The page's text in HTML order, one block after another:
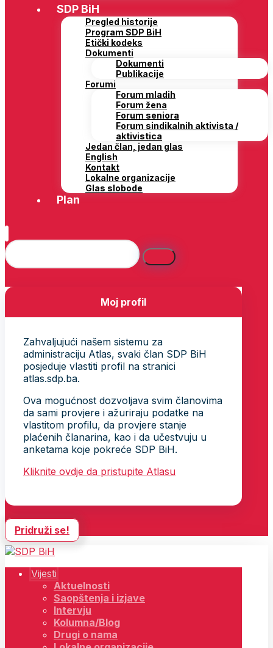
SDP BiH
Pregled historije
Program SDP BiH
Etički kodeks
Dokumenti
Dokumenti
Publikacije
Forumi
Forum mladih
Forum žena
Forum seniora
Forum sindikalnih aktivista /
aktivistica
Jedan član, jedan glas
English
Kontakt
Lokalne organizacije
Glas slobode
Plan
Moj profil
Zahvaljujući našem sistemu za
administraciju Atlas, svaki član SDP BiH
posjeduje vlastiti profil na stranici
atlas.sdp.ba.
Ova mogućnost dozvoljava svim članovima
da sami provjere i ažuriraju podatke na
vlastitom profilu, da provjere stanje
plaćenih članarina, kao i da učestvuju u
anketama koje pokreće SDP BiH.
Kliknite ovdje da pristupite Atlasu
Pridruži se!
Vijesti
Aktuelnosti
Saopštenja i izjave
Intervju
Kolumna/Blog
Drugi o nama